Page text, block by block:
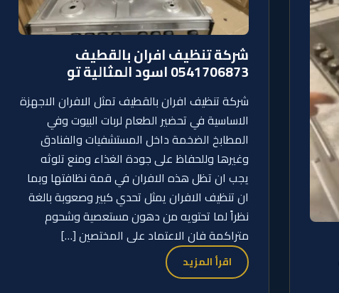
شركة تنظيف افران بالقطيف
0541706873 اسود المثالية تو
شركة تنظيف افران بالقطيف تمثل الافران الاجهزة
الاساسية في تحضير الطعام لربات البيوت وفي
المطابخ الضخمة داخل المستشفيات والفنادق
وغيرها وللحفاظ على جودة الغذاء ومنع تلوثه
يجب ان تظل هذه الافران في قمة نظافتها وبما
ان تنظيف الافران يمثل تحدي كبير وصعوبة بالغة
نظراً لما تحتويه من دهون مستعصية وشحوم
متراكمة فان الاعتماد على المختصين […]
اقرأ المزيد